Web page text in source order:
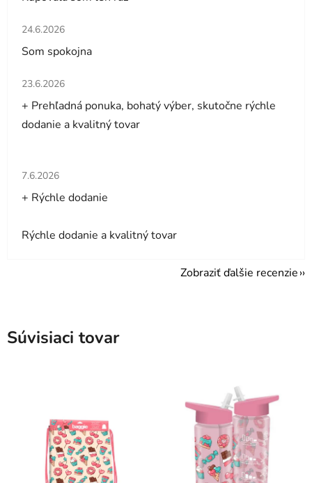
Hodnotenie obchodu je 5 z 5 hviezdičiek.
24.6.2026
Som spokojna
Hodnotenie obchodu je 5 z 5 hviezdičiek.
23.6.2026
+ Prehľadná ponuka, bohatý výber, skutočne rýchle
dodanie a kvalitný tovar
Hodnotenie obchodu je 5 z 5 hviezdičiek.
7.6.2026
+ Rýchle dodanie
Rýchle dodanie a kvalitný tovar
Zobraziť ďalšie recenzie
Súvisiaci tovar